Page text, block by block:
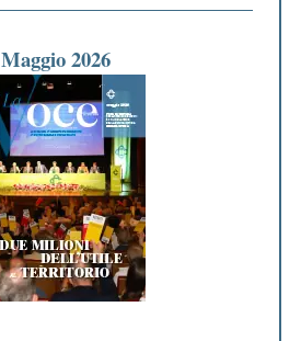
Maggio 2026